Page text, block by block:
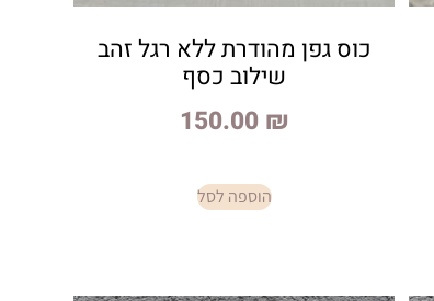
כוס גפן מהודרת ללא רגל זהב
שילוב כסף
150.00 ₪
הוספה לסל